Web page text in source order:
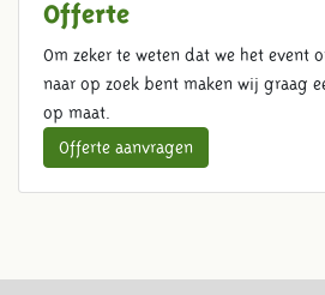
Offerte
Om zeker te weten dat we het event
naar op zoek bent maken wij graag
op maat.
Offerte aanvragen